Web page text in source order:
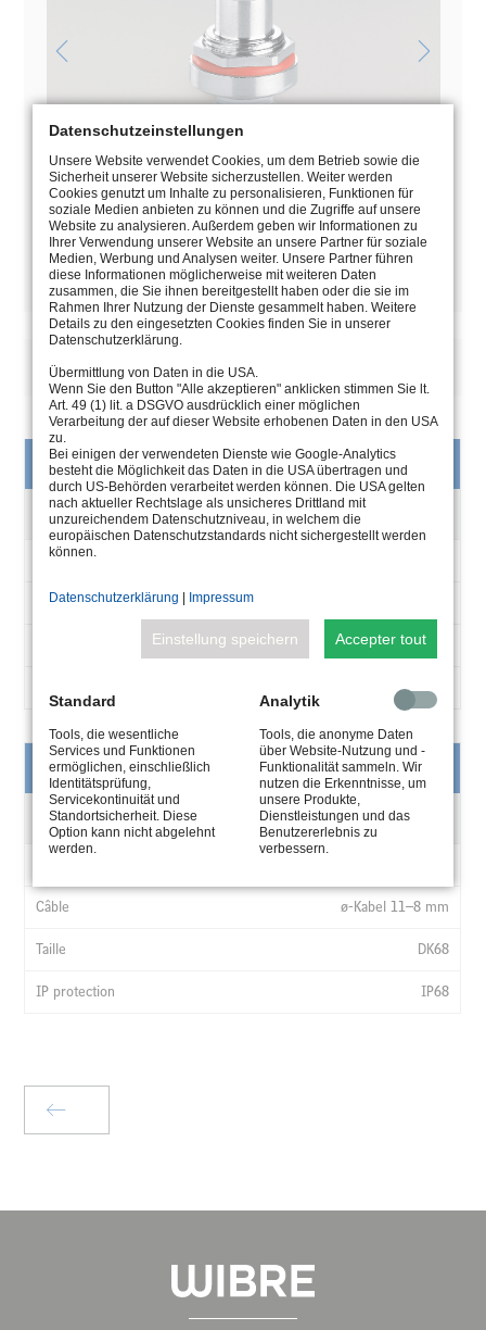
MANUEL
PAGE DU CATALOGUE
DESCRIPTION
NUMÉRO
D’ARTICLE
CÂBLE
TAILLE
DK68 EMBOUT POUR GAINE, INOX 316L, AVEC CONTRE-ÉCROU
LAITON
DK68 EMBOUT POUR GAINE, INOX 316L, AVEC CONTRE-ÉCROU
LAITON
DK68
IP68
DK68 EMBOUT POUR GAINE, PLASTIQUE, AVEC CONTRE-ÉCROU
LAITON
DK68 EMBOUT POUR GAINE, PLASTIQUE, AVEC CONTRE-ÉCROU
LAITON
ø-Kabel 11–8 mm
DK68
IP68
Datenschutzeinstellungen
Unsere Website verwendet Cookies, um dem Betrieb sowie die
Sicherheit unserer Website sicherzustellen. Weiter werden
Cookies genutzt um Inhalte zu personalisieren, Funktionen für
soziale Medien anbieten zu können und die Zugriffe auf unsere
Website zu analysieren. Außerdem geben wir Informationen zu
Ihrer Verwendung unserer Website an unsere Partner für soziale
Medien, Werbung und Analysen weiter. Unsere Partner führen
diese Informationen möglicherweise mit weiteren Daten
zusammen, die Sie ihnen bereitgestellt haben oder die sie im
Rahmen Ihrer Nutzung der Dienste gesammelt haben. Weitere
Details zu den eingesetzten Cookies finden Sie in unserer
Datenschutzerklärung.
Übermittlung von Daten in die USA.
Wenn Sie den Button "Alle akzeptieren" anklicken stimmen Sie lt.
Art. 49 (1) lit. a DSGVO ausdrücklich einer möglichen
Verarbeitung der auf dieser Website erhobenen Daten in den USA
zu.
Bei einigen der verwendeten Dienste wie Google-Analytics
besteht die Möglichkeit das Daten in die USA übertragen und
durch US-Behörden verarbeitet werden können. Die USA gelten
nach aktueller Rechtslage als unsicheres Drittland mit
unzureichendem Datenschutzniveau, in welchem die
europäischen Datenschutzstandards nicht sichergestellt werden
können.
Datenschutzerklärung Impressum
Einstellung speichern Accepter tout
Standard
Tools, die wesentliche
Services und Funktionen
ermöglichen, einschließlich
Identitätsprüfung,
Servicekontinuität und
Standortsicherheit. Diese
Option kann nicht abgelehnt
werden.
Analytik
Tools, die anonyme Daten
über Website-Nutzung und -
Funktionalität sammeln. Wir
nutzen die Erkenntnisse, um
unsere Produkte,
Dienstleistungen und das
Benutzererlebnis zu
verbessern.